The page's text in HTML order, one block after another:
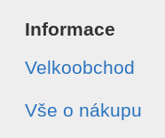
Informace
Velkoobchod
Vše o nákupu